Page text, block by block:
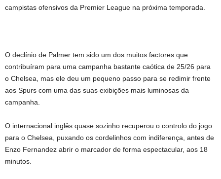
campistas ofensivos da Premier League na próxima temporada.
O declínio de Palmer tem sido um dos muitos factores que
contribuíram para uma campanha bastante caótica de 25/26 para
o Chelsea, mas ele deu um pequeno passo para se redimir frente
aos Spurs com uma das suas exibições mais luminosas da
campanha.
O internacional inglês quase sozinho recuperou o controlo do jogo
para o Chelsea, puxando os cordelinhos com indiferença, antes de
Enzo Fernandez abrir o marcador de forma espectacular, aos 18
minutos.